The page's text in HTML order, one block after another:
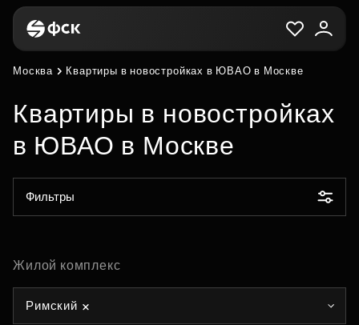
Москва Квартиры в новостройках в ЮВАО в Москве
Квартиры в новостройках
в ЮВАО в Москве
Фильтры
Жилой комплекс
Римский